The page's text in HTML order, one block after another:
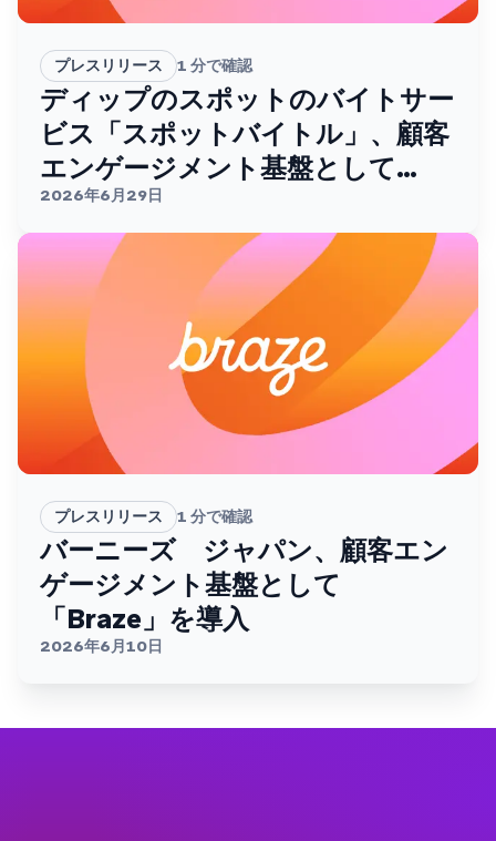
プレスリリース 1 分で確認
ディップのスポットのバイトサー
ビス「スポットバイトル」、顧客
エンゲージメント基盤として
Brazeを採用。
2026年6月29日
プレスリリース 1 分で確認
バーニーズ ジャパン、顧客エン
ゲージメント基盤として
「Braze」を導入
2026年6月10日